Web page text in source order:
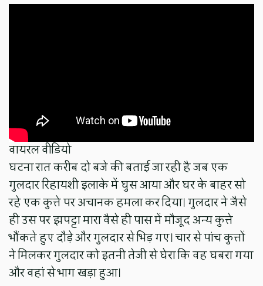
वायरल वीडियो
घटना रात करीब दो बजे की बताई जा रही है जब एक
गुलदार रिहायशी इलाके में घुस आया और घर के बाहर सो
रहे एक कुत्ते पर अचानक हमला कर दिया। गुलदार ने जैसे
ही उस पर झपट्टा मारा वैसे ही पास में मौजूद अन्य कुत्ते
भौंकते हुए दौड़े और गुलदार से भिड़ गए। चार से पांच कुत्तों
ने मिलकर गुलदार को इतनी तेजी से घेरा कि वह घबरा गया
और वहां से भाग खड़ा हुआ।